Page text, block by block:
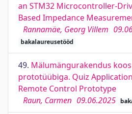
an STM32 Microcontroller-
Based Impedance
Rannamäe, Georg Villem
bakalaureusetööd
49. Mälumängurakendus
prototüübiga. Quiz
Remote Control Prototype
Raun, Carmen 09.06.2025